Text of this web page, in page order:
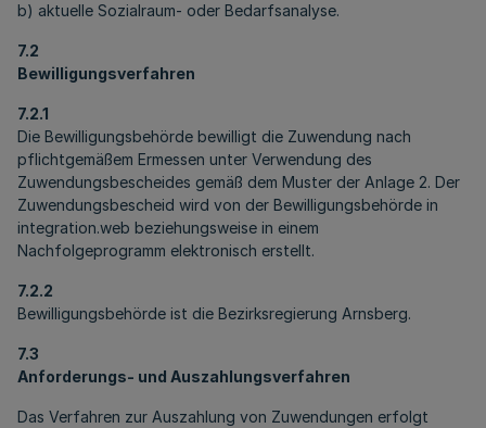
b) aktuelle Sozialraum- oder Bedarfsanalyse.
7.2
Bewilligungsverfahren
7.2.1
Die Bewilligungsbehörde bewilligt die Zuwendung nach
pflichtgemäßem Ermessen unter Verwendung des
Zuwendungsbescheides gemäß dem Muster der Anlage 2. Der
Zuwendungsbescheid wird von der Bewilligungsbehörde in
integration.web beziehungsweise in einem
Nachfolgeprogramm elektronisch erstellt.
7.2.2
Bewilligungsbehörde ist die Bezirksregierung Arnsberg.
7.3
Anforderungs- und Auszahlungsverfahren
Das Verfahren zur Auszahlung von Zuwendungen erfolgt